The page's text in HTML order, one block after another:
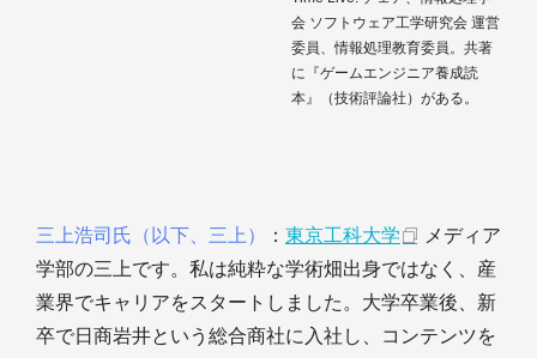
会 ソフトウェア工学研究会 運営
委員、情報処理教育委員。共著
に『ゲームエンジニア養成読
本』（技術評論社）がある。
三上浩司氏（以下、三上） ： 東京工科大学
メディア
学部の三上です。私は純粋な学術畑出身ではなく、産
業界でキャリアをスタートしました。大学卒業後、新
卒で日商岩井という総合商社に入社し、コンテンツを